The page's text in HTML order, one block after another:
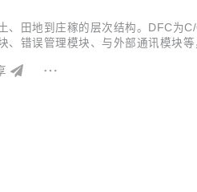
、田地到庄稼的层次结构。DFC为
、错误管理模块、与外部通讯模块